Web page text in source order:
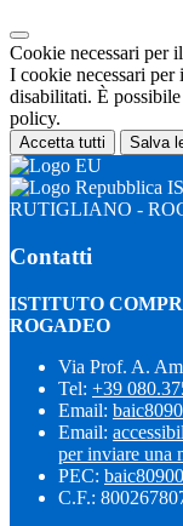
Cookie necessari per
I cookie necessari per
disabilitati. È
policy.
Accetta tutti Salva
RUTIGLIANO -
Contatti
ISTITUTO
ROGADEO
Via Prof. A.
Tel: +39
Email:
Email:
per inviare una
PEC:
C.F.: